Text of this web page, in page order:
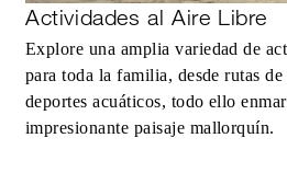
Actividades al Aire Libre
Explore una amplia variedad de
para toda la familia, desde rutas de
deportes acuáticos, todo ello
impresionante paisaje mallorquín.